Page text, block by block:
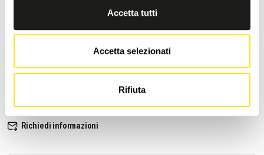
Accetta tutti
Accetta selezionati
Rifiuta
TRA VIRGOLETTE
Richiedi informazioni